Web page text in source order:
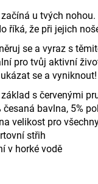
začíná u tvých
říká, že při jejich
se a vyraz s
pro tvůj aktivní
se a vyniknout!
s červenými
česaná bavlna, 5%
velikost pro
střih
v horké vodě